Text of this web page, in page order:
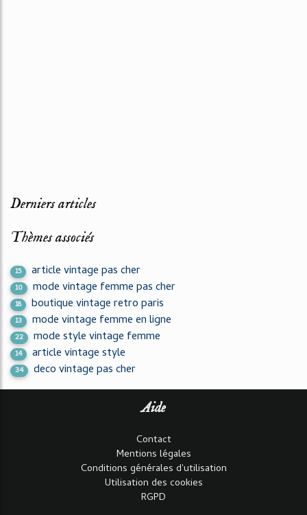
Derniers articles
Thèmes associés
15 article vintage pas cher
10 mode vintage femme pas cher
18 boutique vintage retro paris
13 mode vintage femme en ligne
22 mode style vintage femme
14 article vintage style
34 deco vintage pas cher
Aide
Contact
Mentions légales
Conditions générales d'utilisation
Utilisation des cookies
RGPD